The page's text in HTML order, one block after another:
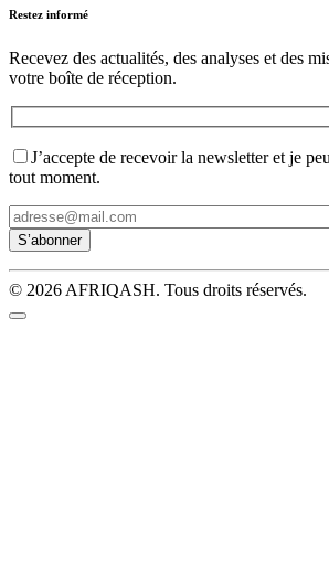
Restez informé
Recevez des actualités, des analyses et des
votre boîte de réception.
J’accepte de recevoir la newsletter et je
tout moment.
© 2026 AFRIQASH. Tous droits réservés.